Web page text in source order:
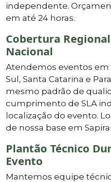
independente.
em até 24 horas.
Cobertura
Nacional
Atendemos eventos em
Sul, Santa Catarina e
mesmo padrão de
cumprimento de SLA
localização do evento.
de nossa base em
Plantão Técnico
Evento
Mantemos equipe